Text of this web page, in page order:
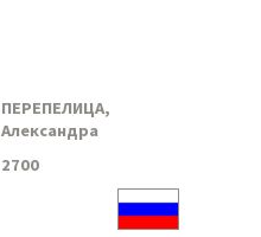
ПЕРЕПЕЛИЦА,
Александра
2700